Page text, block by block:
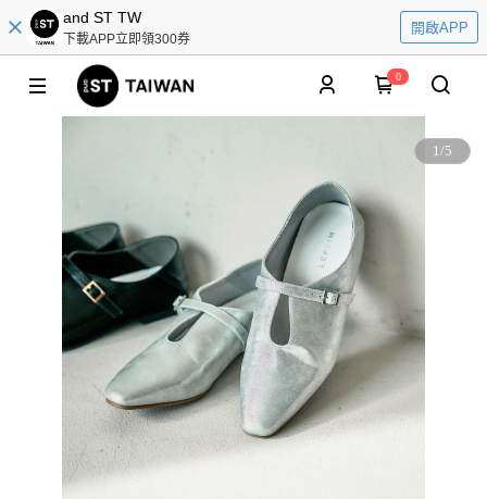
and ST TW
下載APP立即領300券
開啟APP
0
1/5